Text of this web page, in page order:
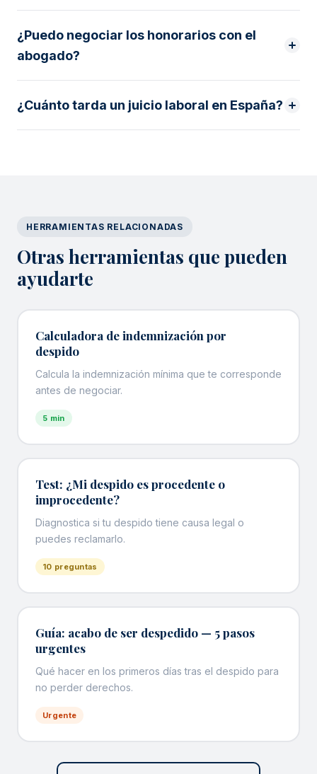
¿Puedo negociar los honorarios con el
abogado?
¿Cuánto tarda un juicio laboral en España?
HERRAMIENTAS RELACIONADAS
Otras herramientas que pueden
ayudarte
Calculadora de indemnización por
despido
Calcula la indemnización mínima que te corresponde
antes de negociar.
5 min
Test: ¿Mi despido es procedente o
improcedente?
Diagnostica si tu despido tiene causa legal o
puedes reclamarlo.
10 preguntas
Guía: acabo de ser despedido — 5 pasos
urgentes
Qué hacer en los primeros días tras el despido para
no perder derechos.
Urgente